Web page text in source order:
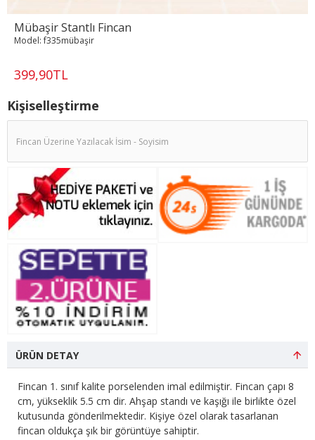
Mübaşir Stantlı Fincan
399,90TL
Model: f335mübaşir
Kişiselleştirme
ÜRÜN DETAY
Fincan 1. sınıf kalite porselenden imal edilmiştir. Fincan çapı 8
cm, yükseklik 5.5 cm dir. Ahşap standı ve kaşığı ile birlikte özel
kutusunda gönderilmektedir. Kişiye özel olarak tasarlanan
fincan oldukça şık bir görüntüye sahiptir.